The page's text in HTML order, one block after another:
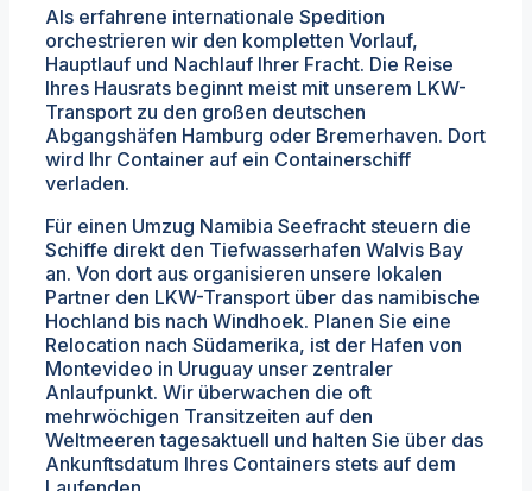
Als erfahrene internationale Spedition
orchestrieren wir den kompletten Vorlauf,
Hauptlauf und Nachlauf Ihrer Fracht. Die Reise
Ihres Hausrats beginnt meist mit unserem LKW-
Transport zu den großen deutschen
Abgangshäfen Hamburg oder Bremerhaven. Dort
wird Ihr Container auf ein Containerschiff
verladen.
Für einen Umzug Namibia Seefracht steuern die
Schiffe direkt den Tiefwasserhafen Walvis Bay
an. Von dort aus organisieren unsere lokalen
Partner den LKW-Transport über das namibische
Hochland bis nach Windhoek. Planen Sie eine
Relocation nach Südamerika, ist der Hafen von
Montevideo in Uruguay unser zentraler
Anlaufpunkt. Wir überwachen die oft
mehrwöchigen Transitzeiten auf den
Weltmeeren tagesaktuell und halten Sie über das
Ankunftsdatum Ihres Containers stets auf dem